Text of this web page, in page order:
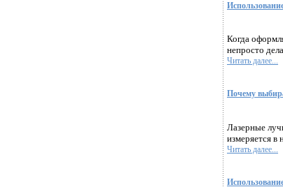
Когда
непросто
Читать далее...
Почему
Лазерные
измеряется в
Читать далее...